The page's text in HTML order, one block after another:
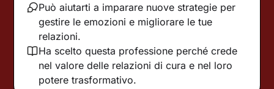
Può aiutarti a imparare nuove strategie per
gestire le emozioni e migliorare le tue
relazioni.
Ha scelto questa professione perché crede
nel valore delle relazioni di cura e nel loro
potere trasformativo.